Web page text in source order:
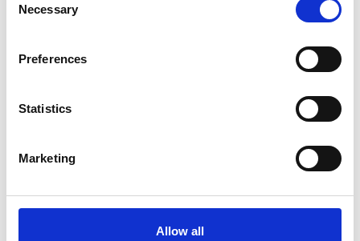
Selection
Necessary
Preferences
Statistics
Marketing
Allow all
Alle vragen en opmerkingen kunt u via onderstaand
formulier aan ons sturen. Wij streven ernaar uw bericht
binnen 1 werkdag te beantwoorden.